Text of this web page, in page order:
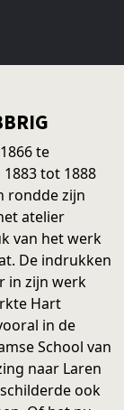
te
tot 1888
rondde zijn
atelier
van het werk
De indrukken
in zijn werk
Hart
in de
School van
naar Laren
ook